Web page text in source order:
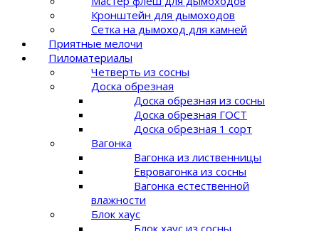
Кронштейн для дымоходов
Сетка на дымоход для камней
Приятные мелочи
Пиломатериалы
Четверть из сосны
Доска обрезная
Доска обрезная из сосны
Доска обрезная ГОСТ
Доска обрезная 1 сорт
Вагонка
Вагонка из лиственницы
Евровагонка из сосны
Вагонка естественной
влажности
Блок хаус
Блок хаус из сосны